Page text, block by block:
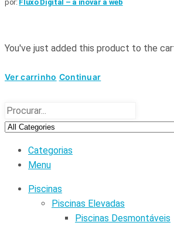
por: Fluxo Digital – a inovar a web
You've just added this product to the
Ver carrinho Continuar
Categorias
Menu
Piscinas
Piscinas Elevadas
Piscinas Desmontáveis